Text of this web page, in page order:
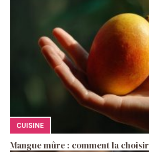
CUISINE
Mangue mûre : comment la choisir